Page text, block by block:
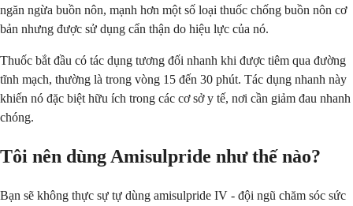
ngăn ngừa buồn nôn, mạnh hơn một số loại thuốc chống buồn nôn cơ
bản nhưng được sử dụng cẩn thận do hiệu lực của nó.
Thuốc bắt đầu có tác dụng tương đối nhanh khi được tiêm qua đường
tĩnh mạch, thường là trong vòng 15 đến 30 phút. Tác dụng nhanh này
khiến nó đặc biệt hữu ích trong các cơ sở y tế, nơi cần giảm đau nhanh
chóng.
Tôi nên dùng Amisulpride như thế nào?
Bạn sẽ không thực sự tự dùng amisulpride IV - đội ngũ chăm sóc sức